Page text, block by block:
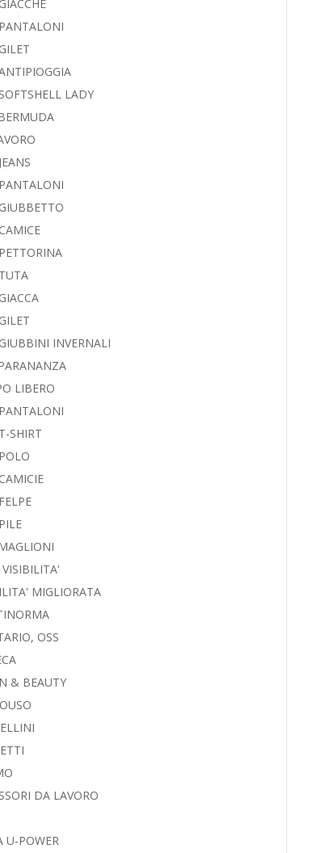
GIACCHE
PANTALONI
GILET
SOFTSHELL LADY
JEANS
PANTALONI
GIUBBETTO
CAMICE
PETTORINA
TUTA
GIACCA
GILET
GIUBBINI INVERNALI
LIBERO
PANTALONI
T-SHIRT
POLO
CAMICIE
FELPE
PILE
MIGLIORATA
OSS
& BEAUTY
DA LAVORO
U-POWER